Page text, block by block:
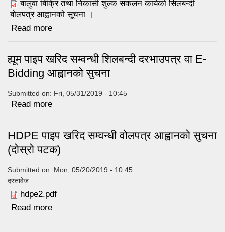
बालुवा बिक्रि तथा निकासी शुल्क संकलन कार्यको सिलबन्दी
बोलपत्र आह्वानको सूचना ।
Read more
ह्यूम पाइप खरिद सम्वन्धी शिलबन्दी दरभाउपत्र वा E-
Bidding आह्वानको सुचना
Submitted on: Fri, 05/31/2019 - 10:45
Read more
HDPE पाइप खरिद सम्वन्धी वोलपत्र आह्वानको सुचना
(दोस्रो पटक)
Submitted on: Mon, 05/20/2019 - 10:45
दस्तावेज:
hdpe2.pdf
Read more